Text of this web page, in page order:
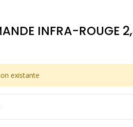
INFRA-ROUGE
existante